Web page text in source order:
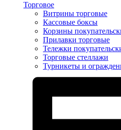
Торговое
Витрины торговые
Кассовые боксы
Корзины
Прилавки торговые
Тележки
Торговые стеллажи
Турникеты и